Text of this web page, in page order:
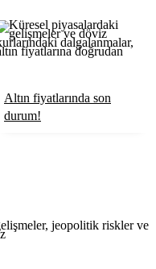
Altın fiyatlarında son
durum!